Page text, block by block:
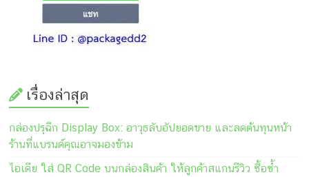
เรื่องล่าสุด
กล่องปรุฉีก Display Box: อาวุธลับอัปยอดขาย และลดต้นทุนหน้า
ร้านที่แบรนด์คุณอาจมองข้าม
ไอเดีย ใส่ QR Code บนกล่องสินค้า ให้ลูกค้าสแกนรีวิว ซื้อซ้ำ